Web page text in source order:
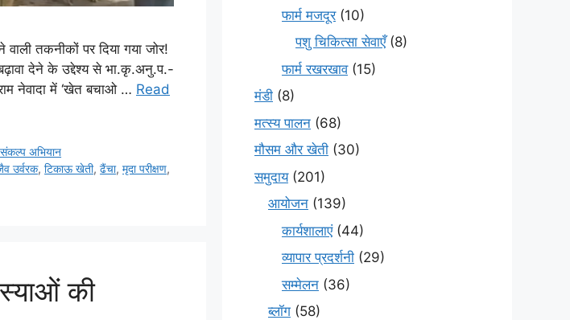
तकनीकों पर दिया गया जोर!
देने के उद्देश्य से भा.कृ.अनु.प.-
नेवादा में ‘खेत बचाओ … Read
अभियान
उर्वरक,टिकाऊ खेती,ढैंचा,मृदा परीक्षण,
की
फार्म मजदूर(10)
पशु चिकित्सा सेवाएँ(8)
फार्म रखरखाव(15)
मंडी (8)
मत्स्य पालन (68)
मौसम और खेती (30)
समुदाय(201)
आयोजन (139)
कार्यशालाएं(44)
व्यापार प्रदर्शनी (29)
सम्मेलन (36)
ब्लॉग (58)